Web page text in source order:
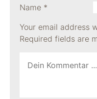
Your email address
Required fields are
Name *